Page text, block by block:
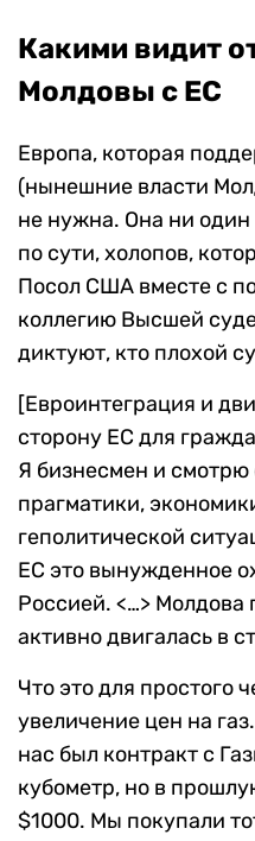
Какими видит
Молдовы с ЕС
Европа, которая
(нынешние власти
не нужна. Она ни один
по сути, холопов,
Посол США вместе с
коллегию Высшей
диктуют, кто плохой
[Евроинтеграция и
сторону ЕС для
Я бизнесмен и смотрю
прагматики,
геполитической
ЕС это вынужденное
Россией. <…> Молдова
активно двигалась в
Что это для простого
увеличение цен на
нас был контракт с
кубометр, но в
$1000. Мы покупали